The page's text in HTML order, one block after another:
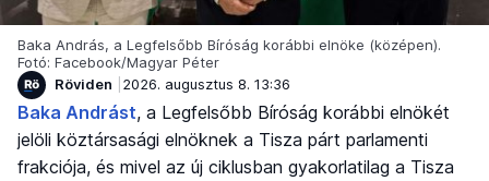
Baka András, a Legfelsőbb Bíróság korábbi elnöke (középen).
Fotó: Facebook/Magyar Péter
Röviden
2026. augusztus 8. 13:36
Baka Andrást, a Legfelsőbb Bíróság korábbi elnökét
jelöli köztársasági elnöknek a Tisza párt parlamenti
frakciója, és mivel az új ciklusban gyakorlatilag a Tisza